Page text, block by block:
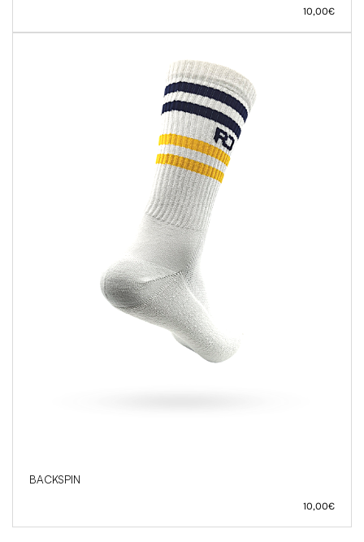
10,00€
BACKSPIN
10,00€